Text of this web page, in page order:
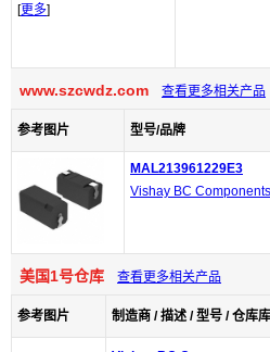
[更多]
www.szcwdz.com 查看更多相关产品
参考图片 型号/品牌
MAL213961229E3
Vishay BC Components
美国1号仓库 查看更多相关产品
参考图片 制造商 / 描述 / 型号 / 仓库